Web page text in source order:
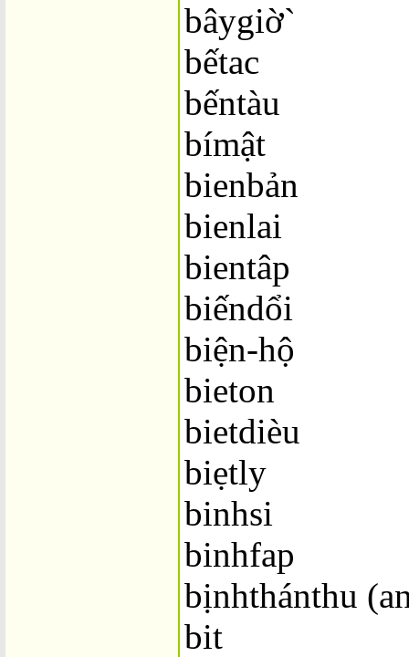
bâygiờ`
bếtac
bếntàu
bímật
bienbản
bienlai
bientâp
biếndổi
biện-hộ
bieton
bietdièu
biẹtly
binhsi
binhfap
bịnhthánthu
bit